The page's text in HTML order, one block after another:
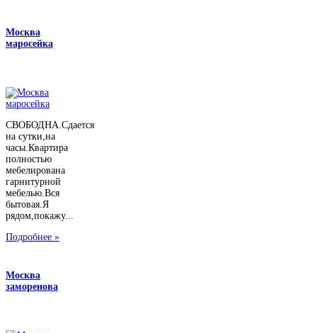
Москва
маросейка
СВОБОДНА.Сдается
на сутки,на
часы.Квартира
полностью
мебелирована
гарнитурной
мебелью.Вся
бытовая.Я
рядом,покажу...
Подробнее »
Москва
заморенова